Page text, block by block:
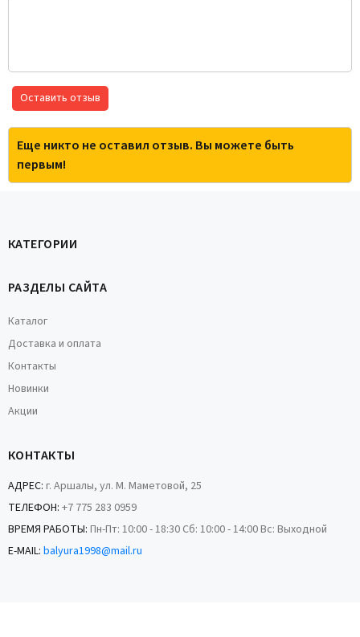
Оставить отзыв
Еще никто не оставил отзыв. Вы можете быть
первым!
КАТЕГОРИИ
РАЗДЕЛЫ САЙТА
Каталог
Доставка и оплата
Контакты
Новинки
Акции
КОНТАКТЫ
АДРЕС: г. Аршалы, ул. М. Маметовой, 25
ТЕЛЕФОН: +7 775 283 0959
ВРЕМЯ РАБОТЫ: Пн-Пт: 10:00 - 18:30 Сб: 10:00 - 14:00 Вс: Выходной
E-MAIL: balyura1998@mail.ru